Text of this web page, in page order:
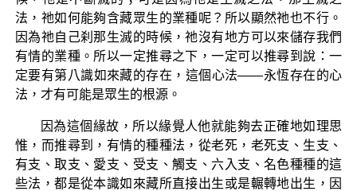
法，祂如何能夠含藏眾生的業種呢？所以顯然祂也不行。
因為祂自己刹那生滅的時候，祂沒有地方可以來儲存我們
有情的業種。所以一定推尋之下，一定可以推尋到說：一
定要有第八識如來藏的存在，這個心法——永恆存在的心
法，才有可能是眾生的根源。
因為這個緣故，所以緣覺人他就能夠去正確地如理思
惟，而推尋到，有情的種種法，從老死，老死支、生支、
有支、取支、愛支、受支、觸支、六入支、名色種種的這
些法，都是從本識如來藏所直接出生或是輾轉地出生，因